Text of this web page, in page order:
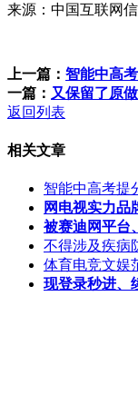
来源：中国互联网
上一篇： 智能中高
一篇： 又保留了原
返回列表
相关文章
智能中高考提
网电视实力品
被赛迪网平台
不得涉及疾病
体育电竞文娱
现登录秒进、